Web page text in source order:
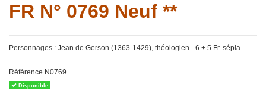
FR N° 0769 Neuf **
Personnages : Jean de Gerson (1363-1429), théologien - 6 + 5 Fr. sépia
Référence N0769
Disponible